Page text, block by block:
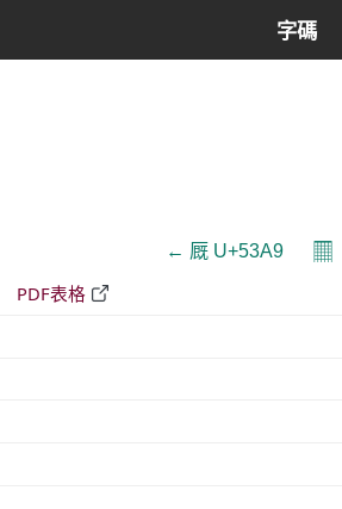
字碼
← 厩 U+53A9 𝄜
PDF表格